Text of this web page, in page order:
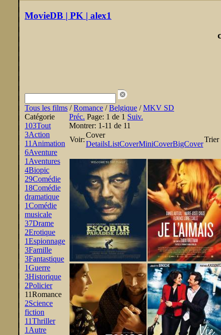
MovieDB | PK | alex1
Tous les films /Romance /Belgique /MKV SD
Catégorie
103Tout
3Action
11Animation
6Aventure
1Aventures
4Biopic
29Comédie
18Comédie
dramatique
1Comédie
musicale
37Drame
2Erotique
1Espionnage
3Famille
3Fantastique
1Guerre
3Historique
2Policier
11Romance
2Science
fiction
11Thriller
1Autre
Préc. Page: 1 de 1 Suiv.
Montrer: 1-11 de 11
Voir:
Cover
DetailsListCoverMiniCoverBigCover
Trier